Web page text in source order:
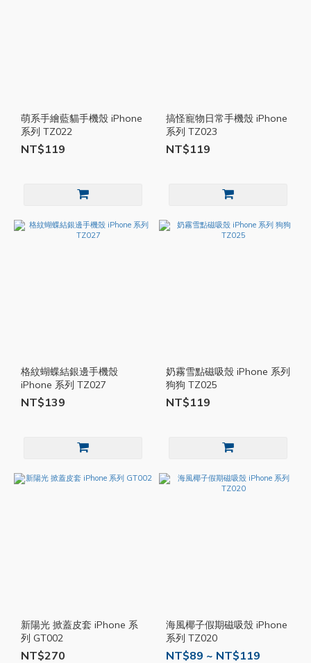
萌系手繪藍貓手機殼 iPhone
系列 TZ022
NT$119
搞怪寵物日常手機殼 iPhone
系列 TZ023
NT$119
格紋蝴蝶結銀邊手機殼
iPhone 系列 TZ027
NT$139
奶霧雪點磁吸殼 iPhone 系列
狗狗 TZ025
NT$119
新陽光 掀蓋皮套 iPhone 系
列 GT002
NT$270
海風椰子假期磁吸殼 iPhone
系列 TZ020
NT$89 ~ NT$119